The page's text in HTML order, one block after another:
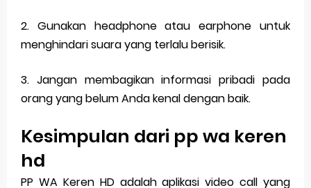
2. Gunakan headphone atau earphone untuk
menghindari suara yang terlalu berisik.
3. Jangan membagikan informasi pribadi pada
orang yang belum Anda kenal dengan baik.
Kesimpulan dari pp wa keren
hd
PP WA Keren HD adalah aplikasi video call yang